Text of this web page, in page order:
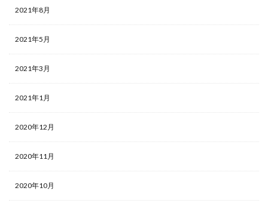
2021年8月
2021年5月
2021年3月
2021年1月
2020年12月
2020年11月
2020年10月